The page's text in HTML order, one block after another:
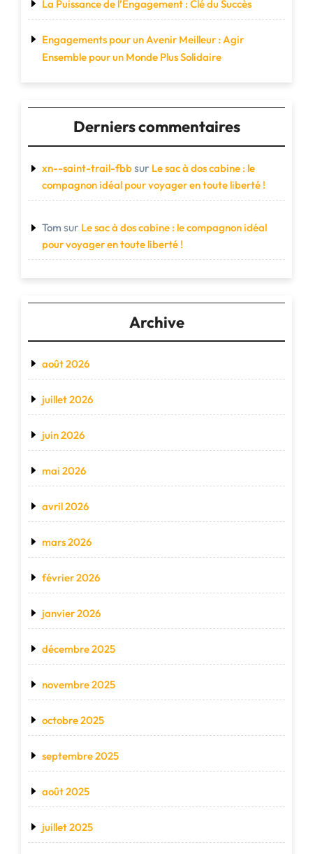
La Puissance de l’Engagement : Clé du Succès
Engagements pour un Avenir Meilleur : Agir
Ensemble pour un Monde Plus Solidaire
Derniers commentaires
xn--saint-trail-fbbsur Le sac à dos cabine : le
compagnon idéal pour voyager en toute liberté !
Tom sur Le sac à dos cabine : le compagnon idéal
pour voyager en toute liberté !
Archive
août 2026
juillet 2026
juin 2026
mai 2026
avril 2026
mars 2026
février 2026
janvier 2026
décembre 2025
novembre 2025
octobre 2025
septembre 2025
août 2025
juillet 2025